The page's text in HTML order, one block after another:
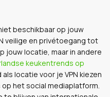
beschikbaar op jouw
veilige en privétoegang tot
jouw locatie, maar in andere
keukentrends op
locatie voor je VPN kiezen
het social mediaplatform.